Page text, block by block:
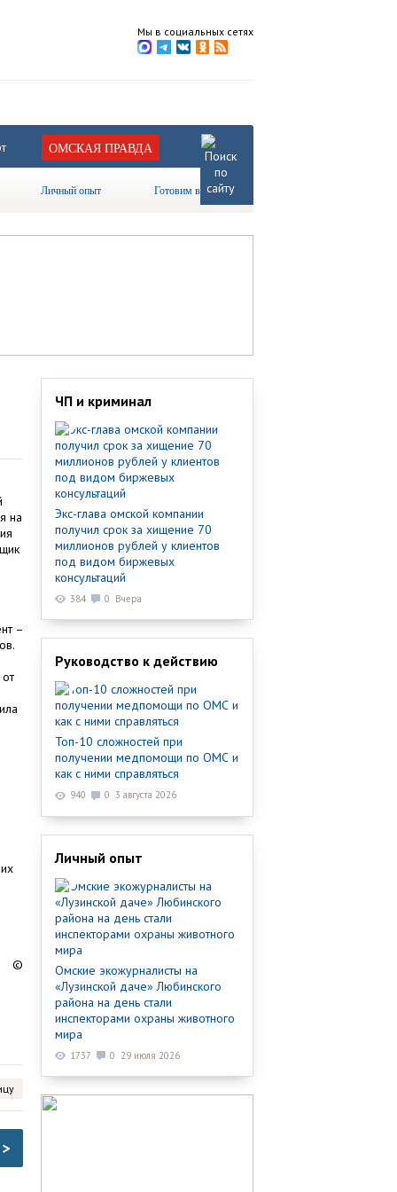
Мы в социальных сетях
ОМСКАЯ ПРАВДА
Личный опыт Готовим вместе
на
–
©
>
ЧП и криминал
Экс-глава омской компании
получил срок за хищение 70
миллионов рублей у клиентов
под видом биржевых
консультаций
384 0 Вчера
Руководство к действию
Топ-10 сложностей при
получении медпомощи по ОМС и
как с ними справляться
940 0 3 августа 2026
Личный опыт
Омские экожурналисты на
«Лузинской даче» Любинского
района на день стали
инспекторами охраны животного
мира
1737 0 29 июля 2026